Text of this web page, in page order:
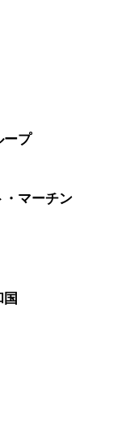
ープ
・マーチン